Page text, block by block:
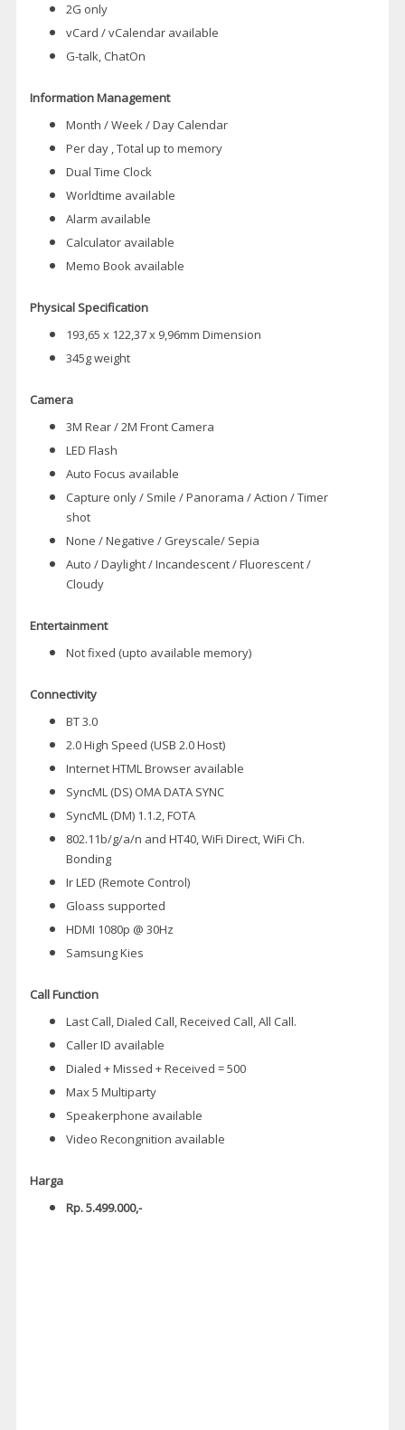
2G only
vCard / vCalendar available
G-talk, ChatOn
Information Management
Month / Week / Day Calendar
Per day , Total up to memory
Dual Time Clock
Worldtime available
Alarm available
Calculator available
Memo Book available
Physical Specification
193,65 x 122,37 x 9,96mm Dimension
345g weight
Camera
3M Rear / 2M Front Camera
LED Flash
Auto Focus available
Capture only / Smile / Panorama / Action / Timer
shot
None / Negative / Greyscale/ Sepia
Auto / Daylight / Incandescent / Fluorescent /
Cloudy
Entertainment
Not fixed (upto available memory)
Connectivity
BT 3.0
2.0 High Speed (USB 2.0 Host)
Internet HTML Browser available
SyncML (DS) OMA DATA SYNC
SyncML (DM) 1.1.2, FOTA
802.11b/g/a/n and HT40, WiFi Direct, WiFi Ch.
Bonding
Ir LED (Remote Control)
Gloass supported
HDMI 1080p @ 30Hz
Samsung Kies
Call Function
Last Call, Dialed Call, Received Call, All Call.
Caller ID available
Dialed + Missed + Received = 500
Max 5 Multiparty
Speakerphone available
Video Recongnition available
Harga
Rp. 5.499.000,-